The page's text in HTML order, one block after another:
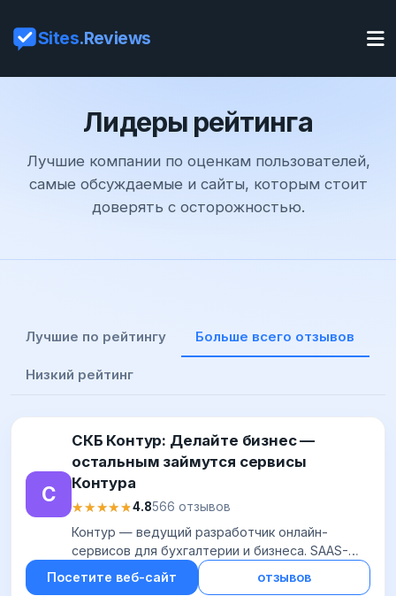
Sites.Reviews
Лидеры рейтинга
Лучшие компании по оценкам пользователей,
самые обсуждаемые и сайты, которым стоит
доверять с осторожностью.
Лучшие по рейтингу Больше всего отзывов
Низкий рейтинг
С
СКБ Контур: Делайте бизнес —
остальным займутся сервисы
Контура
★★★★★
★★★★★4.8566 отзывов
Контур — ведущий разработчик онлайн-
сервисов для бухгалтерии и бизнеса. SAAS-
продукты от Контур выбирают тысячи
предприятий по всей России для сдачи
Посетите веб-сайт отзывов